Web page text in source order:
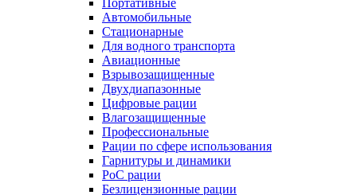
Портативные
Автомобильные
Стационарные
Для водного транспорта
Авиационные
Взрывозащищенные
Двухдиапазонные
Цифровые рации
Влагозащищенные
Профессиональные
Рации по сфере использования
Гарнитуры и динамики
PoC рации
Безлицензионные рации